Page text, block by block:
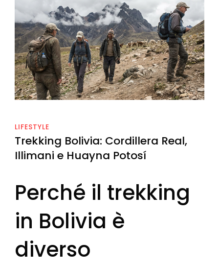
LIFESTYLE
Trekking Bolivia: Cordillera Real,
Illimani e Huayna Potosí
Perché il trekking
in Bolivia è
diverso